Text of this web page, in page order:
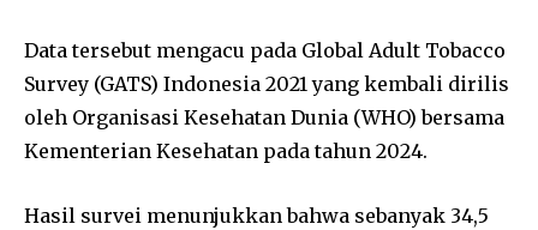
Data tersebut mengacu pada Global Adult Tobacco
Survey (GATS) Indonesia 2021 yang kembali dirilis
oleh Organisasi Kesehatan Dunia (WHO) bersama
Kementerian Kesehatan pada tahun 2024.
Hasil survei menunjukkan bahwa sebanyak 34,5